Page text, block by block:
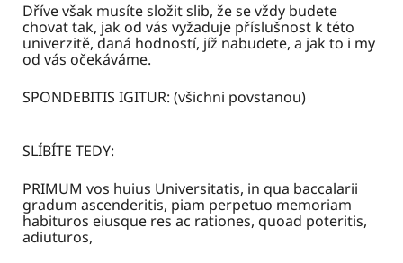
Dříve však musíte složit slib, že se vždy budete
chovat tak, jak od vás vyžaduje příslušnost k této
univerzitě, daná hodností, jíž nabudete, a jak to i my
od vás očekáváme.
SPONDEBITIS IGITUR: (všichni povstanou)
SLÍBÍTE TEDY:
PRIMUM vos huius Universitatis, in qua baccalarii
gradum ascenderitis, piam perpetuo memoriam
habituros eiusque res ac rationes, quoad poteritis,
adiuturos,